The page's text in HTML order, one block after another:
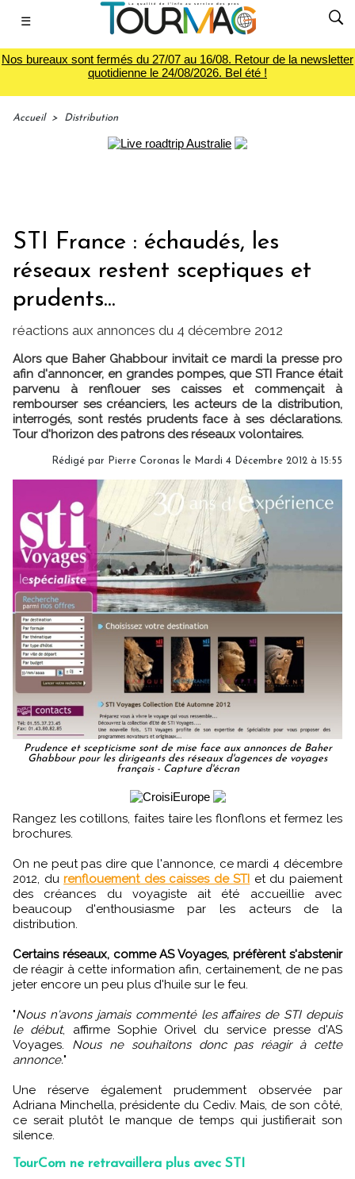
☰
Nos bureaux sont fermés du 27/07 au 16/08. Retour de la newsletter
quotidienne le 24/08/2026. Bel été !
Accueil > Distribution
STI France : échaudés, les
réseaux restent sceptiques et
prudents...
réactions aux annonces du 4 décembre 2012
Alors que Baher Ghabbour invitait ce mardi la presse pro
afin d'annoncer, en grandes pompes, que STI France était
parvenu à renflouer ses caisses et commençait à
rembourser ses créanciers, les acteurs de la distribution,
interrogés, sont restés prudents face à ses déclarations.
Tour d'horizon des patrons des réseaux volontaires.
Rédigé par Pierre Coronas le Mardi 4 Décembre 2012 à 15:55
Prudence et scepticisme sont de mise face aux annonces de Baher
Ghabbour pour les dirigeants des réseaux d'agences de voyages
français - Capture d'écran
Rangez les cotillons, faites taire les flonflons et fermez les
brochures.
On ne peut pas dire que l'annonce, ce mardi 4 décembre
2012, durenflouement des caisses de STI et du paiement
des créances du voyagiste ait été accueillie avec
beaucoup d'enthousiasme par les acteurs de la
distribution.
Certains réseaux, comme AS Voyages, préfèrent s'abstenir
de réagir à cette information afin, certainement, de ne pas
jeter encore un peu plus d'huile sur le feu.
"Nous n'avons jamais commenté les affaires de STI depuis
le début, affirme Sophie Orivel du service presse d'AS
Voyages. Nous ne souhaitons donc pas réagir à cette
annonce."
Une réserve également prudemment observée par
Adriana Minchella, présidente du Cediv. Mais, de son côté,
ce serait plutôt le manque de temps qui justifierait son
silence.
TourCom ne retravaillera plus avec STI